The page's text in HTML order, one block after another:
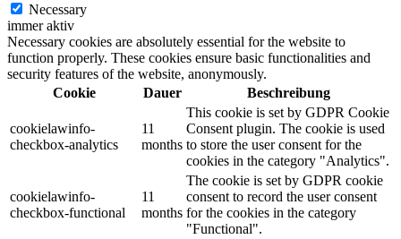
Necessary
immer aktiv
Necessary cookies are absolutely essential for the website to
function properly. These cookies ensure basic functionalities and
security features of the website, anonymously.
Cookie
Dauer Beschreibung
cookielawinfo-
checkbox-analytics
11
months
This cookie is set by GDPR Cookie
Consent plugin. The cookie is used
to store the user consent for the
cookies in the category "Analytics".
cookielawinfo-
checkbox-functional
11
months
The cookie is set by GDPR cookie
consent to record the user consent
for the cookies in the category
"Functional".